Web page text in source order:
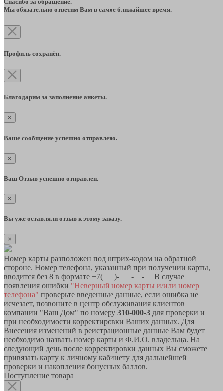
Спасибо за обращение.
Мы обязательно ответим Вам в самое ближайшее время.
Профиль сохранён.
Благодарим за заполнение анкеты.
×
Ваше сообщение успешно отправлено.
×
Ваш Отзыв успешно отправлен.
×
Вы уже оставляли отзыв к этому заказу.
×
Номер карты разположен под штрих-кодом на обратной
стороне. Номер телефона, указанный при получении карты,
вводится без 8 в формате +7(___)-___-__-__ В случае
появления ошибки "Неверный номер карты и/или номер
телефона" проверьте введенные данные, если ошибка не
исчезает, позвоните в центр обслуживания клиентов
компании "Ваш Дом" по номеру 310-000-3 для проверки и
при необходимости корректировки Ваших данных. Для
Внесения изменений в реистрационные данные Вам будет
необходимо назвать номер карты и Ф.И.О. владельца. На
следующий день после корректировки данных Вы сможете
привязать карту к личному кабинету для дальнейшей
проверки и накопления бонусных баллов.
Поступление товара